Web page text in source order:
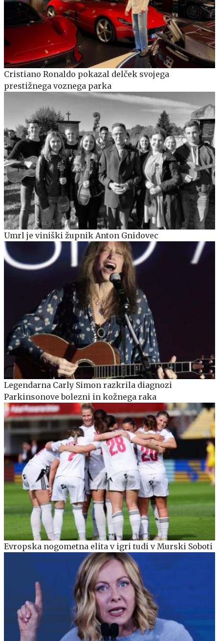
Cristiano Ronaldo pokazal delček svojega
prestižnega voznega parka
Umrl je viniški župnik Anton Gnidovec
Legendarna Carly Simon razkrila diagnozi
Parkinsonove bolezni in kožnega raka
Evropska nogometna elita v igri tudi v Murski Soboti